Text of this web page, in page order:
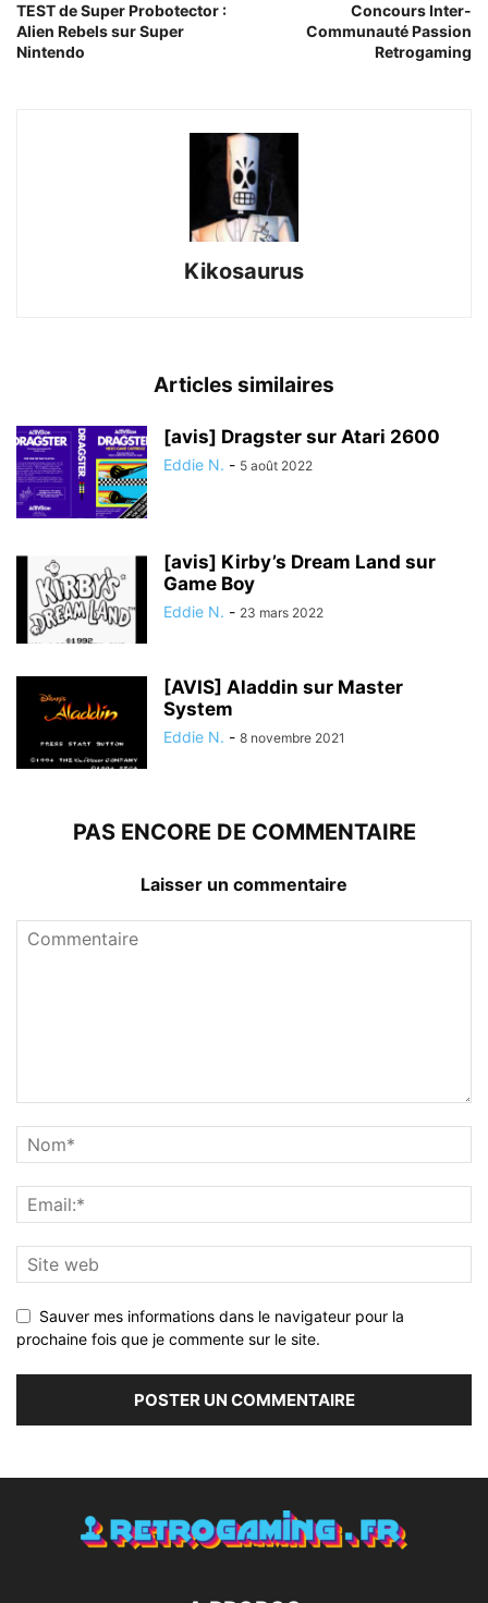
TEST de Super Probotector :
Alien Rebels sur Super
Nintendo
Concours Inter-
Communauté Passion
Retrogaming
Kikosaurus
Articles similaires
[avis] Dragster sur Atari 2600
Eddie N. - 5 août 2022
[avis] Kirby’s Dream Land sur
Game Boy
Eddie N. - 23 mars 2022
[AVIS] Aladdin sur Master
System
Eddie N. - 8 novembre 2021
PAS ENCORE DE COMMENTAIRE
Laisser un commentaire
Sauver mes informations dans le navigateur pour la
prochaine fois que je commente sur le site.